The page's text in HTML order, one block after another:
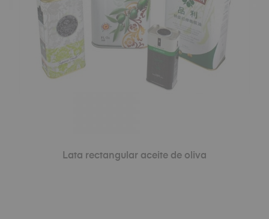
Lata rectangular aceite de oliva